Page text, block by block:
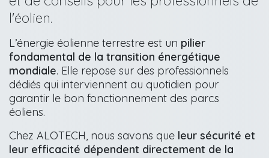
l'éolien.
L’énergie éolienne terrestre est un pilier
fondamental de la transition énergétique
mondiale. Elle repose sur des professionnels
dédiés qui interviennent au quotidien pour
garantir le bon fonctionnement des parcs
éoliens.
Chez ALOTECH, nous savons que leur sécurité et
leur efficacité dépendent directement de la